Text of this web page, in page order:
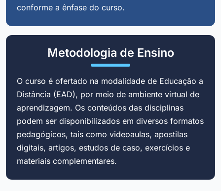
conforme a ênfase do curso.
Metodologia de Ensino
O curso é ofertado na modalidade de Educação a
Distância (EAD), por meio de ambiente virtual de
aprendizagem. Os conteúdos das disciplinas
podem ser disponibilizados em diversos formatos
pedagógicos, tais como videoaulas, apostilas
digitais, artigos, estudos de caso, exercícios e
materiais complementares.